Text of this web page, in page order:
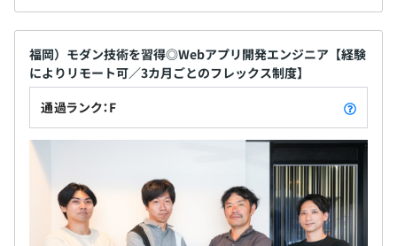
福岡）モダン技術を習得◎Webアプリ開発エンジニア【経験
によりリモート可／3カ月ごとのフレックス制度】
通過ランク：F